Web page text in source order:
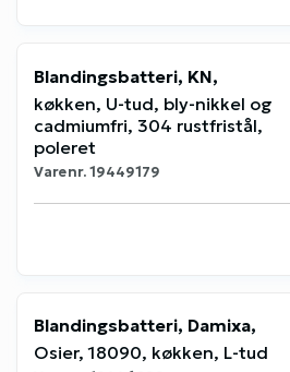
Blandingsbatteri, KN,
køkken, U-tud, bly-nikkel og
cadmiumfri, 304 rustfristål,
poleret
Varenr.19449179
Blandingsbatteri, Damixa,
Osier, 18090, køkken, L-tud